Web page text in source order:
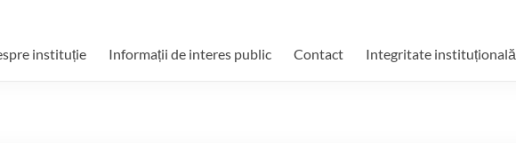
instituție Informații de interes public Contact Integritate instituțională